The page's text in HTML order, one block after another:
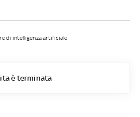
di intelligenza artificiale
è terminata